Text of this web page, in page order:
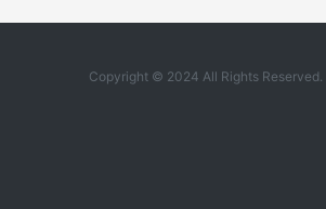
Copyright © 2024 All Rights Reserved.